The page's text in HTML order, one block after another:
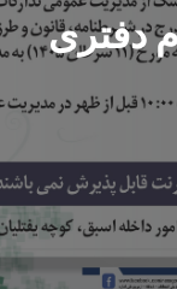
دفتری